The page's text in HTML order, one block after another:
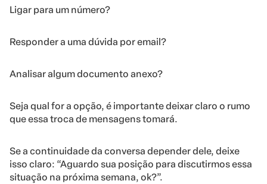
Ligar para um número?
Responder a uma dúvida por email?
Analisar algum documento anexo?
Seja qual for a opção, é importante deixar claro o rumo
que essa troca de mensagens tomará.
Se a continuidade da conversa depender dele, deixe
isso claro: “Aguardo sua posição para discutirmos essa
situação na próxima semana, ok?”.